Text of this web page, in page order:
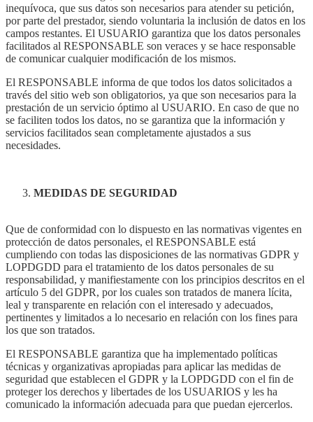
inequívoca, que sus datos son necesarios para atender su petición,
por parte del prestador, siendo voluntaria la inclusión de datos en los
campos restantes. El USUARIO garantiza que los datos personales
facilitados al RESPONSABLE son veraces y se hace responsable
de comunicar cualquier modificación de los mismos.
El RESPONSABLE informa de que todos los datos solicitados a
través del sitio web son obligatorios, ya que son necesarios para la
prestación de un servicio óptimo al USUARIO. En caso de que no
se faciliten todos los datos, no se garantiza que la información y
servicios facilitados sean completamente ajustados a sus
necesidades.
MEDIDAS DE SEGURIDAD
Que de conformidad con lo dispuesto en las normativas vigentes en
protección de datos personales, el RESPONSABLE está
cumpliendo con todas las disposiciones de las normativas GDPR y
LOPDGDD para el tratamiento de los datos personales de su
responsabilidad, y manifiestamente con los principios descritos en el
artículo 5 del GDPR, por los cuales son tratados de manera lícita,
leal y transparente en relación con el interesado y adecuados,
pertinentes y limitados a lo necesario en relación con los fines para
los que son tratados.
El RESPONSABLE garantiza que ha implementado políticas
técnicas y organizativas apropiadas para aplicar las medidas de
seguridad que establecen el GDPR y la LOPDGDD con el fin de
proteger los derechos y libertades de los USUARIOS y les ha
comunicado la información adecuada para que puedan ejercerlos.